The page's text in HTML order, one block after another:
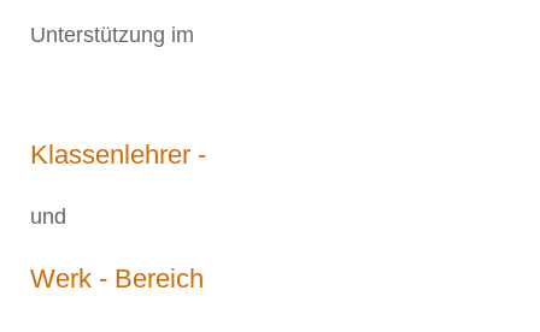
Unterstützung im
Klassenlehrer -
und
Werk - Bereich